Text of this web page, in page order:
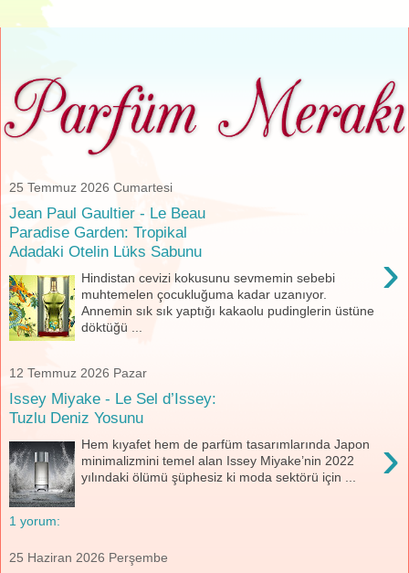
25 Temmuz 2026 Cumartesi
Jean Paul Gaultier - Le Beau
Paradise Garden: Tropikal
Adadaki Otelin Lüks Sabunu
›
Hindistan cevizi kokusunu sevmemin sebebi
muhtemelen çocukluğuma kadar uzanıyor.
Annemin sık sık yaptığı kakaolu pudinglerin üstüne
döktüğü ...
12 Temmuz 2026 Pazar
Issey Miyake - Le Sel d’Issey:
Tuzlu Deniz Yosunu
›
Hem kıyafet hem de parfüm tasarımlarında Japon
minimalizmini temel alan Issey Miyake’nin 2022
yılındaki ölümü şüphesiz ki moda sektörü için ...
1 yorum:
25 Haziran 2026 Perşembe